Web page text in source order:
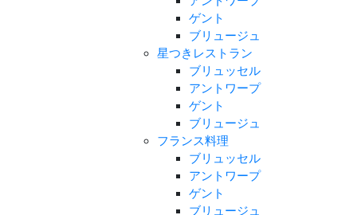
ゲント
ブリュージュ
星つきレストラン
ブリュッセル
アントワープ
ゲント
ブリュージュ
フランス料理
ブリュッセル
アントワープ
ゲント
ブリュージュ